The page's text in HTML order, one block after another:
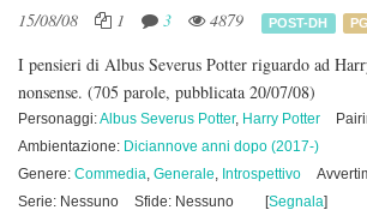
15/08/08 1 3 4879 POST-DH
I pensieri di Albus Severus Potter riguardo ad
nonsense. (705 parole, pubblicata 20/07/08)
Personaggi:Albus Severus Potter, Harry Potter
Ambientazione: Diciannove anni dopo (2017-)
Genere: Commedia, Generale, Introspettivo
Serie: Nessuno
Sfide: Nessuno [Segnala]